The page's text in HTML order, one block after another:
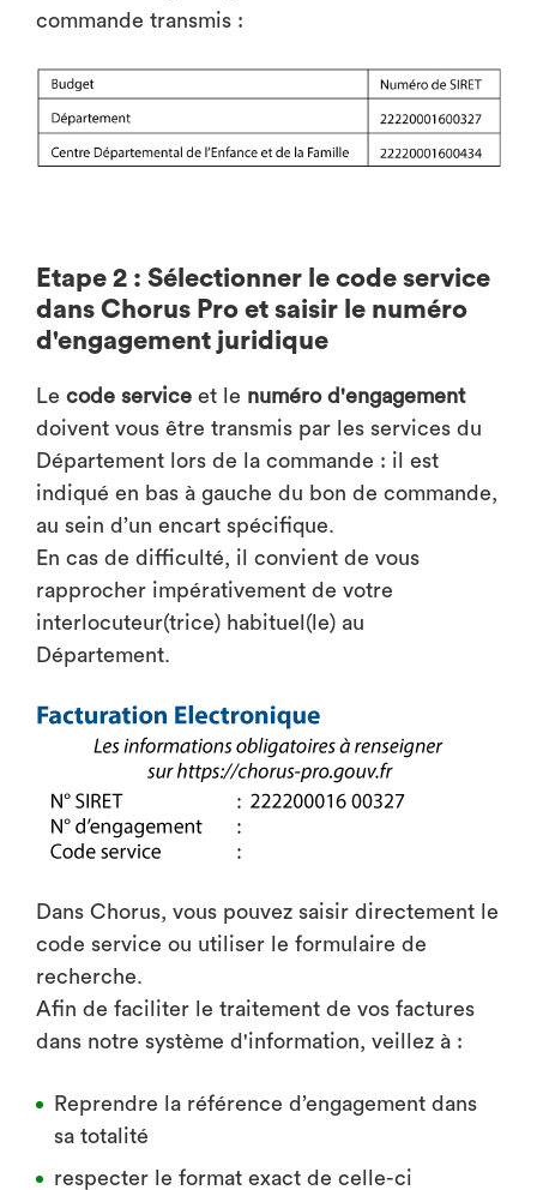
commande transmis :
Etape 2 : Sélectionner le code service
dans Chorus Pro et saisir le numéro
d'engagement juridique
Le code service et le numéro d'engagement
doivent vous être transmis par les services du
Département lors de la commande : il est
indiqué en bas à gauche du bon de commande,
au sein d’un encart spécifique.
En cas de difficulté, il convient de vous
rapprocher impérativement de votre
interlocuteur(trice) habituel(le) au
Département.
Dans Chorus, vous pouvez saisir directement le
code service ou utiliser le formulaire de
recherche.
Afin de faciliter le traitement de vos factures
dans notre système d'information, veillez à :
Reprendre la référence d’engagement dans
sa totalité
respecter le format exact de celle-ci